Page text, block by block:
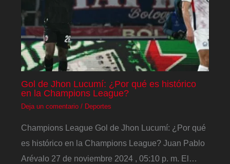
Gol de Jhon Lucumí: ¿Por qué es histórico
en la Champions League?
Deja un comentario / Deportes
Champions League Gol de Jhon Lucumí: ¿Por qué
es histórico en la Champions League? Juan Pablo
Arévalo 27 de noviembre 2024 , 05:10 p. m. El…